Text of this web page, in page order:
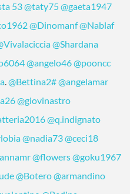
53@taty75@gaeta1947
@Dinomanf@Nablaf
@Shardana
@angelo46@pooncc
.@Bettina2#@angelamar
@giovinastro
@q.indignato
@nadia73@ceci18
@flowers@goku1967
@Botero@armandino